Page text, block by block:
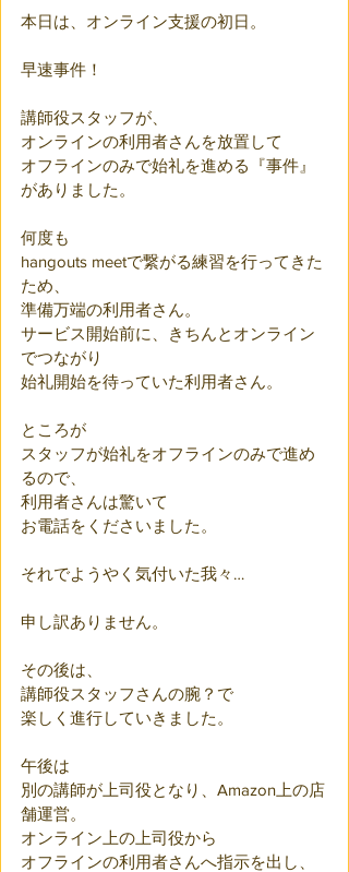
本日は、オンライン支援の初日。
早速事件！
講師役スタッフが、
オンラインの利用者さんを放置して
オフラインのみで始礼を進める『事件』
がありました。
何度も
hangouts meetで繋がる練習を行ってきた
ため、
準備万端の利用者さん。
サービス開始前に、きちんとオンライン
でつながり
始礼開始を待っていた利用者さん。
ところが
スタッフが始礼をオフラインのみで進め
るので、
利用者さんは驚いて
お電話をくださいました。
それでようやく気付いた我々…
申し訳ありません。
その後は、
講師役スタッフさんの腕？で
楽しく進行していきました。
午後は
別の講師が上司役となり、Amazon上の店
舗運営。
オンライン上の上司役から
オフラインの利用者さんへ指示を出し、